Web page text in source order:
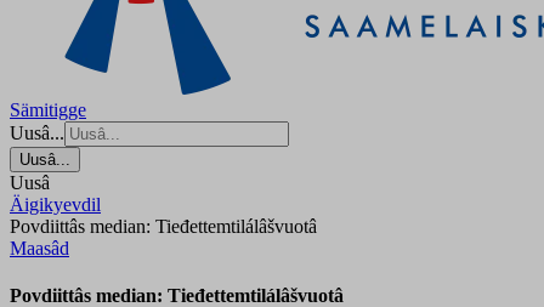
Sämitigge
Uusâ...
Uusâ...
Uusâ
Äigikyevdil
Povdiittâs median: Tieđettemtilálâšvuotâ
Maasâd
Povdiittâs median: Tieđettemtilálâšvuotâ